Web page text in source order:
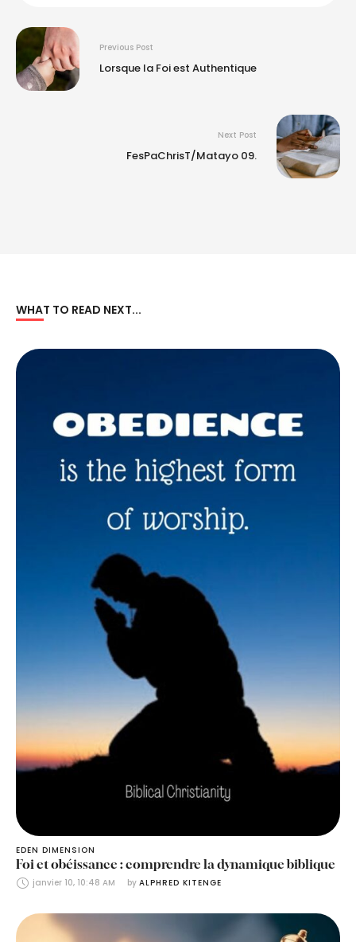
Previous Post
Lorsque la Foi est Authentique
Next Post
FesPaChrisT/Matayo 09.
WHAT TO READ NEXT...
EDEN DIMENSION
Foi et obéissance : comprendre la dynamique biblique
janvier 10, 10:48 AM by ALPHRED KITENGE